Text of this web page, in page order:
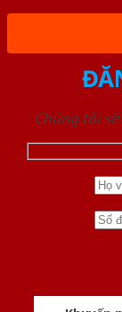
Chúng tôi